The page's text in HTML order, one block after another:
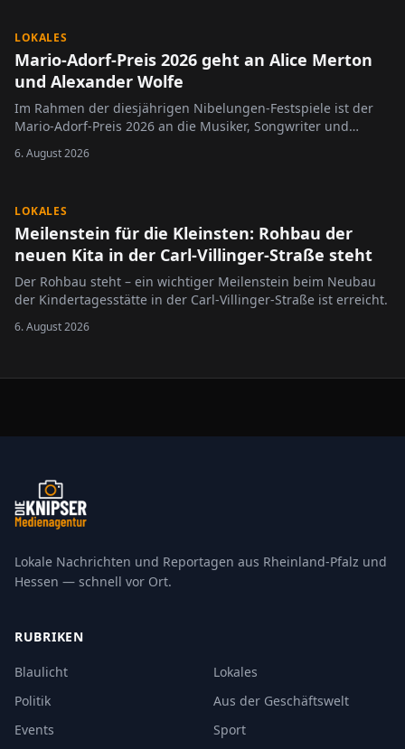
LOKALES
Mario-Adorf-Preis 2026 geht an Alice Merton
und Alexander Wolfe
Im Rahmen der diesjährigen Nibelungen-Festspiele ist der
Mario-Adorf-Preis 2026 an die Musiker, Songwriter und
worden.
6. August 2026
LOKALES
Meilenstein für die Kleinsten: Rohbau der
neuen Kita in der Carl-Villinger-Straße steht
Der Rohbau steht – ein wichtiger Meilenstein beim Neubau
der Kindertagesstätte in der Carl-Villinger-Straße ist erreicht.
6. August 2026
Lokale Nachrichten und Reportagen aus Rheinland-Pfalz und
Hessen — schnell vor Ort.
RUBRIKEN
Blaulicht
Lokales
Politik
Aus der Geschäftswelt
Events
Sport